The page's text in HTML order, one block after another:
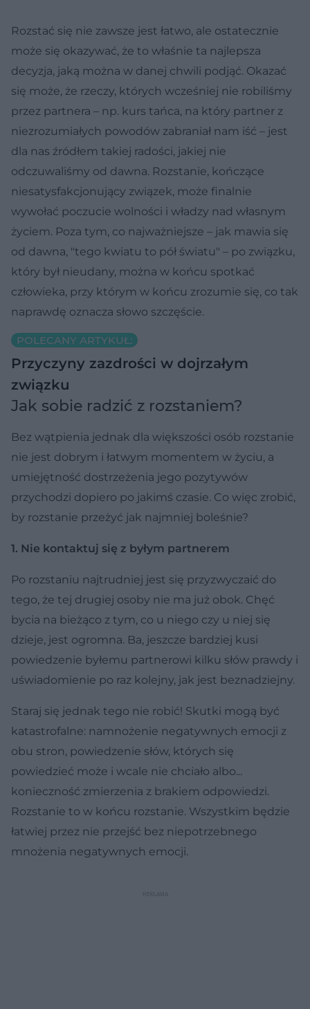
Rozstać się nie zawsze jest łatwo, ale ostatecznie
może się okazywać, że to właśnie ta najlepsza
decyzja, jaką można w danej chwili podjąć. Okazać
się może, że rzeczy, których wcześniej nie robiliśmy
przez partnera – np. kurs tańca, na który partner z
niezrozumiałych powodów zabraniał nam iść – jest
dla nas źródłem takiej radości, jakiej nie
odczuwaliśmy od dawna. Rozstanie, kończące
niesatysfakcjonujący związek, może finalnie
wywołać poczucie wolności i władzy nad własnym
życiem. Poza tym, co najważniejsze – jak mawia się
od dawna, "tego kwiatu to pół światu" – po związku,
który był nieudany, można w końcu spotkać
człowieka, przy którym w końcu zrozumie się, co tak
naprawdę oznacza słowo szczęście.
POLECANY ARTYKUŁ:
Przyczyny zazdrości w dojrzałym
związku
Jak sobie radzić z rozstaniem?
Bez wątpienia jednak dla większości osób rozstanie
nie jest dobrym i łatwym momentem w życiu, a
umiejętność dostrzeżenia jego pozytywów
przychodzi dopiero po jakimś czasie. Co więc zrobić,
by rozstanie przeżyć jak najmniej boleśnie?
1. Nie kontaktuj się z byłym partnerem
Po rozstaniu najtrudniej jest się przyzwyczaić do
tego, że tej drugiej osoby nie ma już obok. Chęć
bycia na bieżąco z tym, co u niego czy u niej się
dzieje, jest ogromna. Ba, jeszcze bardziej kusi
powiedzenie byłemu partnerowi kilku słów prawdy i
uświadomienie po raz kolejny, jak jest beznadziejny.
Staraj się jednak tego nie robić! Skutki mogą być
katastrofalne: namnożenie negatywnych emocji z
obu stron, powiedzenie słów, których się
powiedzieć może i wcale nie chciało albo...
konieczność zmierzenia z brakiem odpowiedzi.
Rozstanie to w końcu rozstanie. Wszystkim będzie
łatwiej przez nie przejść bez niepotrzebnego
mnożenia negatywnych emocji.